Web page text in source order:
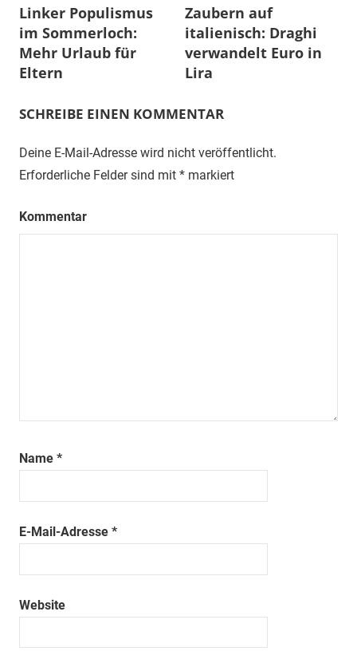
Linker Populismus
im Sommerloch:
Mehr Urlaub für
Eltern
Zaubern auf
italienisch: Draghi
verwandelt Euro in
Lira
SCHREIBE EINEN KOMMENTAR
Deine E-Mail-Adresse wird nicht veröffentlicht.
Erforderliche Felder sind mit * markiert
Kommentar
Name *
E-Mail-Adresse *
Website